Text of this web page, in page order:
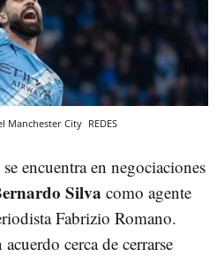
Manchester City REDES
encuentra en negociaciones
Silva como agente
Fabrizio Romano.
cerca de cerrarse